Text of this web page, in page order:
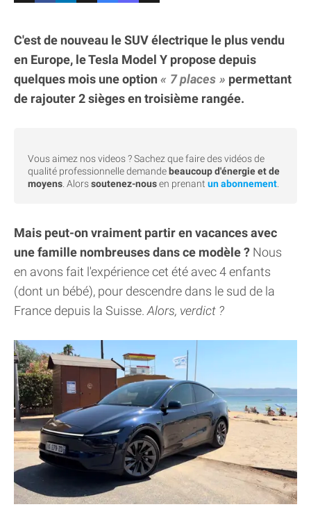
C'est de nouveau le SUV électrique le plus vendu
en Europe, le Tesla Model Y propose depuis
quelques mois une option
7 places
permettant
de rajouter 2 sièges en troisième rangée.
Vous aimez nos videos ? Sachez que faire des vidéos de
qualité professionnelle demande beaucoup d'énergie et de
moyens . Alorssoutenez-nousen prenant un abonnement
Mais peut-on vraiment partir en vacances avec
une famille nombreuses dans ce modèle ? Nous
en avons fait l'expérience cet été avec 4 enfants
(dont un bébé), pour descendre dans le sud de la
France depuis la Suisse. Alors, verdict ?